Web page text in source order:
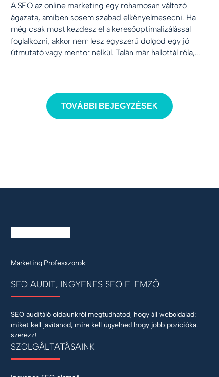
A SEO az online marketing egy rohamosan változó
ágazata, amiben sosem szabad elkényelmesedni. Ha
még csak most kezdesz el a keresőoptimalizálással
foglalkozni, akkor nem lesz egyszerű dolgod egy jó
útmutató vagy mentor nélkül. Talán már hallottál róla,...
TOVÁBBI BEJEGYZÉSEK
Marketing Professzorok
SEO AUDIT, INGYENES SEO ELEMZŐ
SEO auditáló oldalunkról megtudhatod, hogy áll weboldalad:
miket kell javítanod, mire kell ügyelned hogy jobb pozíciókat
szerezz!
SZOLGÁLTATÁSAINK